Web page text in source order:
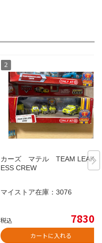
カーズ マテル TEAM LEAK L
ESS CREW
マイストア在庫： 3076
税込 7830
カートに入れる